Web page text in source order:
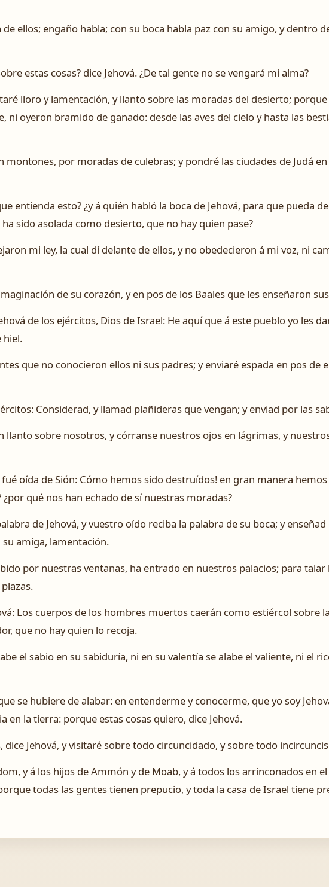
de ellos; engaño habla; con su boca habla paz con su amigo, y dentro
estas cosas? dice Jehová. ¿De tal gente no se vengará mi alma?
lloro y lamentación, y llanto sobre las moradas del desierto;
ni oyeron bramido de ganado: desde las aves del cielo y hasta las
montones, por moradas de culebras; y pondré las ciudades de Judá
entienda esto? ¿y á quién habló la boca de Jehová, para que pueda
sido asolada como desierto, que no hay quien pase?
mi ley, la cual dí delante de ellos, y no obedecieron á mi voz, ni
de su corazón, y en pos de los Baales que les enseñaron
de los ejércitos, Dios de Israel: He aquí que á este pueblo yo les
hiel.
que no conocieron ellos ni sus padres; y enviaré espada en pos de
Considerad, y llamad plañideras que vengan; y enviad por las
llanto sobre nosotros, y córranse nuestros ojos en lágrimas, y
oída de Sión: ­Cómo hemos sido destruídos! en gran manera
qué nos han echado de sí nuestras moradas?
de Jehová, y vuestro oído reciba la palabra de su boca; y enseñad
su amiga, lamentación.
por nuestras ventanas, ha entrado en nuestros palacios; para talar
Los cuerpos de los hombres muertos caerán como estiércol sobre
que no hay quien lo recoja.
el sabio en su sabiduría, ni en su valentía se alabe el valiente, ni el
se hubiere de alabar: en entenderme y conocerme, que yo soy
en la tierra: porque estas cosas quiero, dice Jehová.
dice Jehová, y visitaré sobre todo circuncidado, y sobre todo
y á los hijos de Ammón y de Moab, y á todos los arrinconados en
todas las gentes tienen prepucio, y toda la casa de Israel tiene